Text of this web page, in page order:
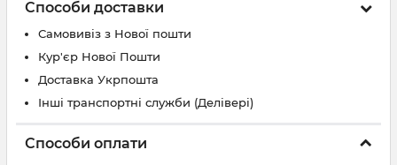
Способи доставки
Самовивіз з Нової пошти
Кур'єр Нової Пошти
Доставка Укрпошта
Інші транспортні служби (Делівері)
Способи оплати